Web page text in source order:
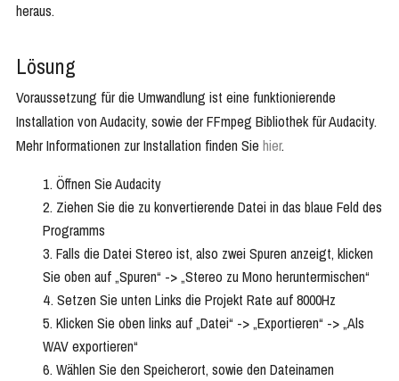
heraus.
Lösung
Voraussetzung für die Umwandlung ist eine funktionierende
Installation von Audacity, sowie der FFmpeg Bibliothek für Audacity.
Mehr Informationen zur Installation finden Sie hier.
Öffnen Sie Audacity
Ziehen Sie die zu konvertierende Datei in das blaue Feld des
Programms
Falls die Datei Stereo ist, also zwei Spuren anzeigt, klicken
Sie oben auf „Spuren“ -> „Stereo zu Mono heruntermischen“
Setzen Sie unten Links die Projekt Rate auf 8000Hz
Klicken Sie oben links auf „Datei“ -> „Exportieren“ -> „Als
WAV exportieren“
Wählen Sie den Speicherort, sowie den Dateinamen